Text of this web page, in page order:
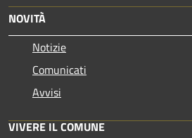
NOVITÀ
Notizie
Comunicati
Avvisi
VIVERE IL COMUNE